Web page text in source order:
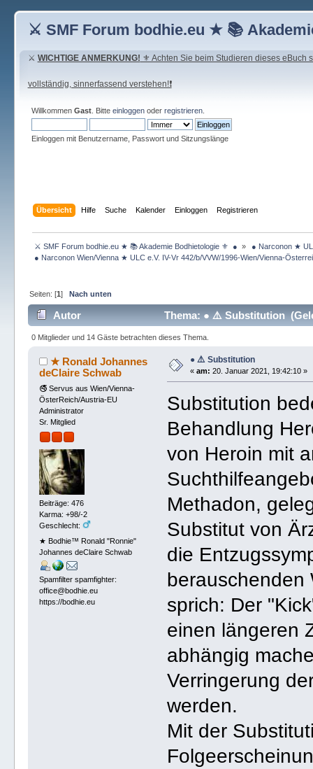
⚔ SMF Forum bodhie.eu ★ 📚
⚔ WICHTIGE ANMERKUNG! ⚜ Achten Sie beim Studieren dieses eBuch
vollständig, sinnerfassend verstehen!❗
Willkommen Gast. Bitte einloggenoder registrieren.
Einloggen mit Benutzername, Passwort und Sitzungslänge
Übersicht Hilfe Suche Kalender Einloggen Registrieren
⚔ SMF Forum bodhie.eu ★ 📚 Akademie Bodhietologie ⚜  ● »
● Narconon ★
● Narconon Wien/Vienna ★ ULC e.V. IV-Vr 442/b/VVW/1996-Wien/Vienna-
Seiten: [1] Nach unten
Autor Thema: ● ⚠️ Substitution
0 Mitglieder und 14 Gäste betrachten dieses Thema.
★ Ronald Johannes
deClaire Schwab
🚭 Servus aus Wien/Vienna-
ÖsterReich/Austria-EU
Administrator
Sr. Mitglied
Beiträge: 476
Karma: +98/-2
Geschlecht:
★ Bodhie™ Ronald "Ronnie"
Johannes deClaire Schwab
Spamfilter spamfighter:
office@bodhie.eu
https://bodhie.eu
● ⚠️ Substitution
« am: 20. Januar 2021, 19:42:10 »
Substitution
Behandlung
von Heroin mit
Methadon,
Substitut von
die
berauschenden
sprich: Der
einen längeren
abhängig
Verringerung
werden.
Mit der